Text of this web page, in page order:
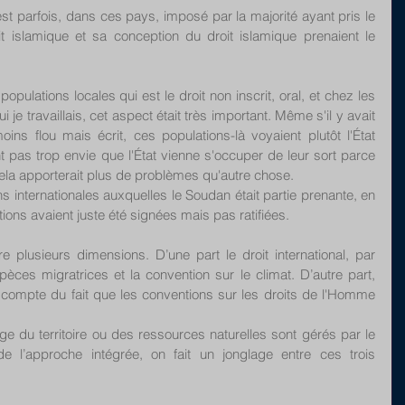
parfois, dans ces pays, imposé par la majorité ayant pris le
islamique et sa conception du droit islamique prenaient le
locales qui est le droit non inscrit, oral, et chez les
je travaillais, cet aspect était très important. Même s'il y avait
flou mais écrit, ces populations-là voyaient plutôt l'État
pas trop envie que l'État vienne s'occuper de leur sort parce
apporterait plus de problèmes qu'autre chose.
internationales auxquelles le Soudan était partie prenante, en
avaient juste été signées mais pas ratifiées.
plusieurs dimensions. D’une part le droit international, par
migratrices et la convention sur le climat. D’autre part,
du fait que les conventions sur les droits de l'Homme
du territoire ou des ressources naturelles sont gérés par le
l’approche intégrée, on fait un jonglage entre ces trois